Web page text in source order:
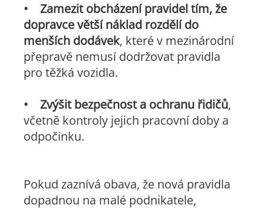
• Zamezit obcházení pravidel tím, že
dopravce větší náklad rozdělí do
menších dodávek, které v mezinárodní
přepravě nemusí dodržovat pravidla
pro těžká vozidla.
•
Zvýšit bezpečnost a ochranu řidičů,
včetně kontroly jejich pracovní doby a
odpočinku.
Pokud zaznívá obava, že nová pravidla
dopadnou na malé podnikatele,